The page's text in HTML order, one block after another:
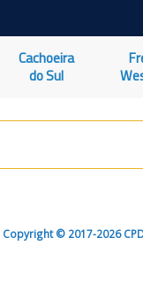
Cachoeira
do Sul
Copyright © 2017-2026